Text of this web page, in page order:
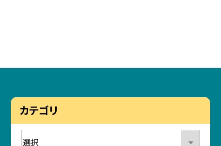
カテゴリ